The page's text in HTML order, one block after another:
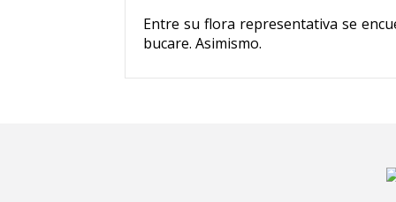
Entre su flora representativa se
bucare. Asimismo.